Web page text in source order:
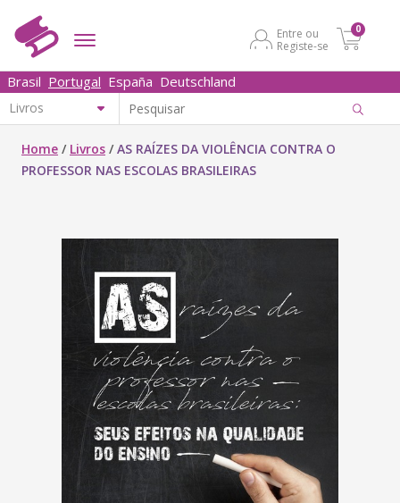
Entre ou
Registe-se
0
Brasil Portugal España Deutschland
Home / Livros /AS RAÍZES DA VIOLÊNCIA CONTRA O
PROFESSOR NAS ESCOLAS BRASILEIRAS